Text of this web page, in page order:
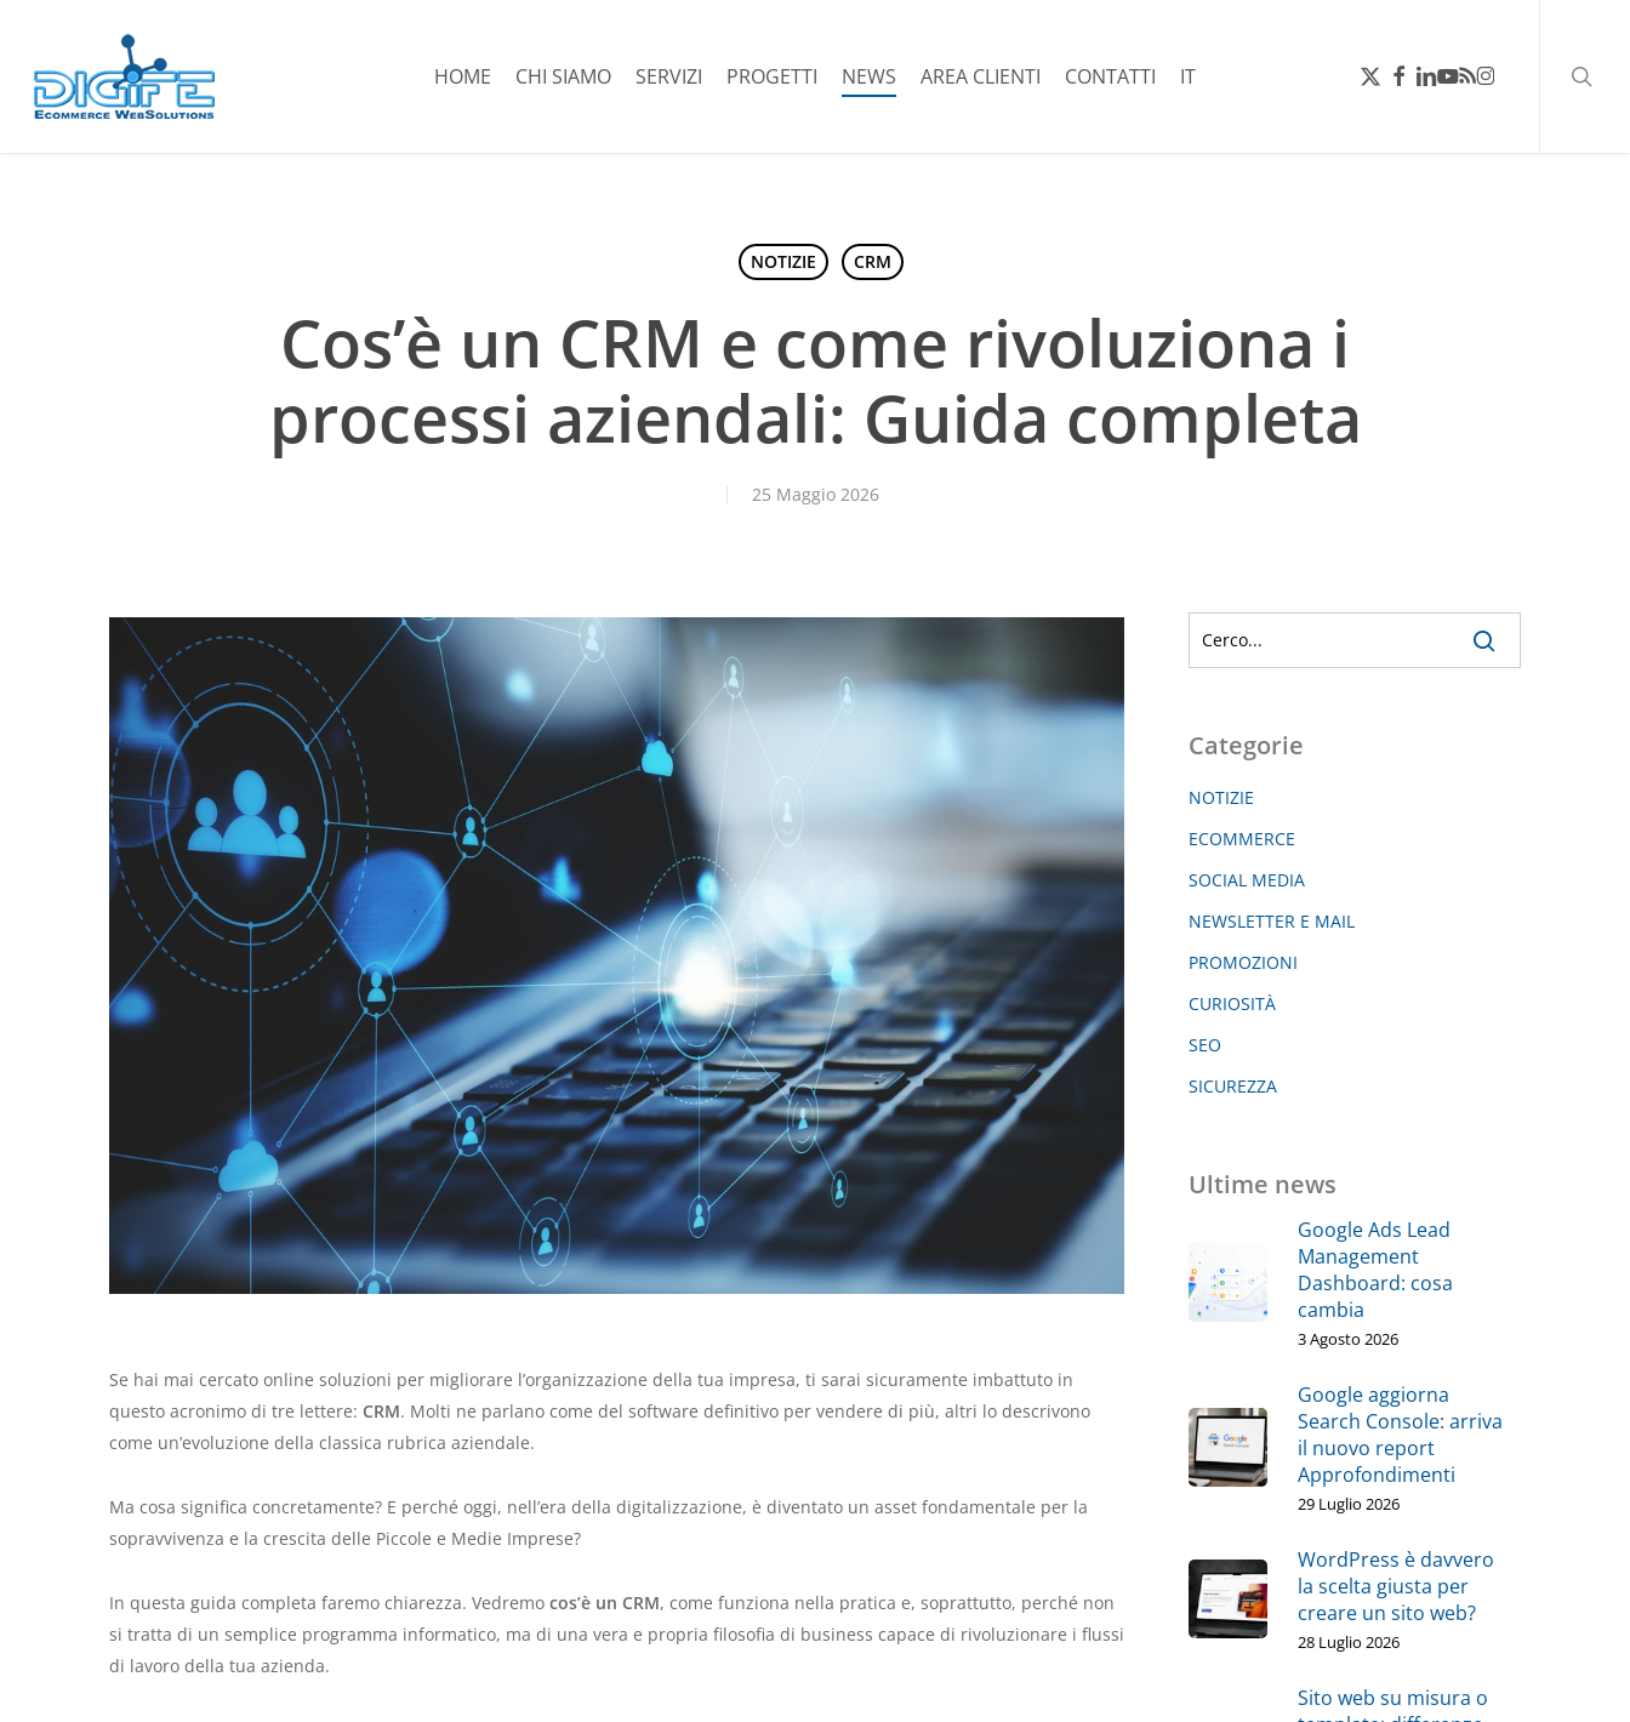
contenuto
principale
HOME CHI SIAMO SERVIZI PROGETTI NEWS AREA CLIENTI CONTATTI IT X-
TWITTER
FACEBOOK
LINKEDIN
YOUTUBE
RSSINSTAGRAM
NOTIZIE CRM
Cos’è un CRM e come rivoluziona i
processi aziendali: Guida completa
25 Maggio 2026
Se hai mai cercato online soluzioni per migliorare l’organizzazione della tua impresa, ti sarai sicuramente imbattuto in
questo acronimo di tre lettere: CRM. Molti ne parlano come del software definitivo per vendere di più, altri lo descrivono
come un’evoluzione della classica rubrica aziendale.
Ma cosa significa concretamente? E perché oggi, nell’era della digitalizzazione, è diventato un asset fondamentale per la
sopravvivenza e la crescita delle Piccole e Medie Imprese?
In questa guida completa faremo chiarezza. Vedremo cos’è un CRM, come funziona nella pratica e, soprattutto, perché non
si tratta di un semplice programma informatico, ma di una vera e propria filosofia di business capace di rivoluzionare i flussi
di lavoro della tua azienda.
Categorie
NOTIZIE
ECOMMERCE
SOCIAL MEDIA
NEWSLETTER E MAIL
PROMOZIONI
CURIOSITÀ
SEO
SICUREZZA
Ultime news
Google Ads Lead
Management
Dashboard: cosa
cambia
3 Agosto 2026
Google aggiorna
Search Console: arriva
il nuovo report
Approfondimenti
29 Luglio 2026
WordPress è davvero
la scelta giusta per
creare un sito web?
28 Luglio 2026
Sito web su misura o